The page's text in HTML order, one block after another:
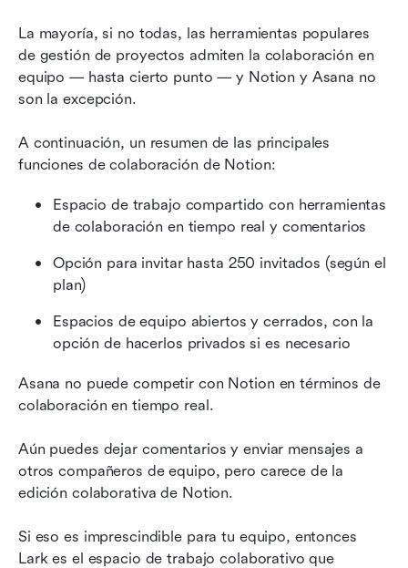
La mayoría, si no todas, las herramientas populares
de gestión de proyectos admiten la colaboración en
equipo — hasta cierto punto — y Notion y Asana no
son la excepción.
A continuación, un resumen de las principales
funciones de colaboración de Notion:
Espacio de trabajo compartido con herramientas
de colaboración en tiempo real y comentarios
Opción para invitar hasta 250 invitados (según el
plan)
Espacios de equipo abiertos y cerrados, con la
opción de hacerlos privados si es necesario
Asana no puede competir con Notion en términos de
colaboración en tiempo real.
Aún puedes dejar comentarios y enviar mensajes a
otros compañeros de equipo, pero carece de la
edición colaborativa de Notion.
Si eso es imprescindible para tu equipo, entonces
Lark es el espacio de trabajo colaborativo que